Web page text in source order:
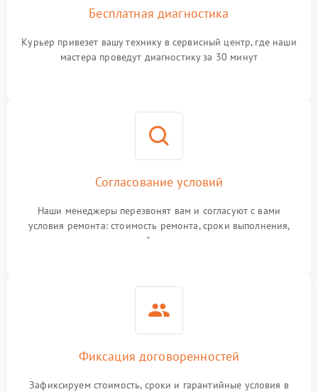
Бесплатная диагностика
Курьер привезет вашу технику в сервисный центр, где наши
мастера проведут диагностику за 30 минут
Согласование условий
Наши менеджеры перезвонят вам и согласуют с вами
условия ремонта: стоимость ремонта, сроки выполнения,
гарантийные условия
Фиксация договоренностей
Зафиксируем стоимость, сроки и гарантийные условия в